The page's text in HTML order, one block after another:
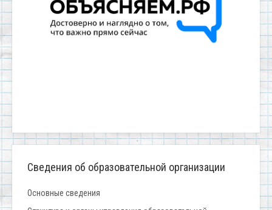
Сведения об образовательной организации
Основные сведения